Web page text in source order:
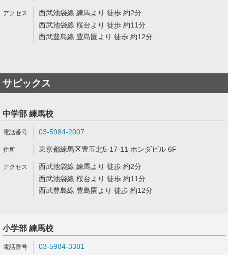
西武池袋線 練馬より 徒歩 約2分
西武池袋線 桜台より 徒歩 約11分
西武豊島線 豊島園より 徒歩 約12分
サピックス
中学部 練馬校
03-5984-2007
東京都練馬区豊玉北5-17-11 ホンダビル 6F
西武池袋線 練馬より 徒歩 約2分
西武池袋線 桜台より 徒歩 約11分
西武豊島線 豊島園より 徒歩 約12分
小学部 練馬校
03-5984-3381